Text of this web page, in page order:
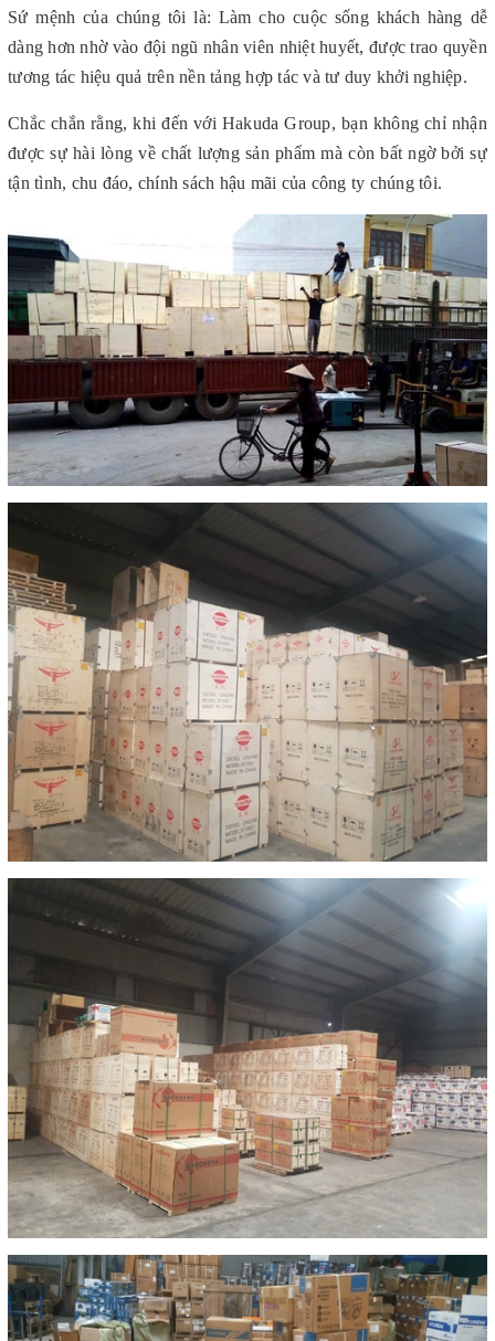
Sứ mệnh của chúng tôi là: Làm cho cuộc sống khách hàng dễ
dàng hơn nhờ vào đội ngũ nhân viên nhiệt huyết, được trao quyền
tương tác hiệu quả trên nền tảng hợp tác và tư duy khởi nghiệp.
Chắc chắn rằng, khi đến với Hakuda Group, bạn không chỉ nhận
được sự hài lòng về chất lượng sản phẩm mà còn bất ngờ bởi sự
tận tình, chu đáo, chính sách hậu mãi của công ty chúng tôi.